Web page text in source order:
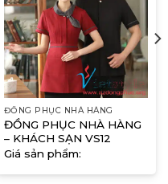
ĐỒNG PHỤC NHÀ HÀNG
ĐỒNG PHỤC NHÀ HÀNG
– KHÁCH SẠN VS12
Giá sản phẩm: